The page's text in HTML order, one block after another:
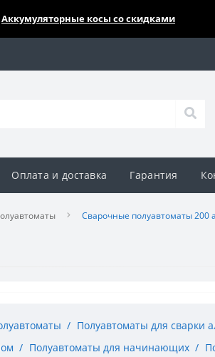
Аккумуляторные косы со скидками
Оплата и доставка Гарантия
Сварочные полуавтоматы 200
Полуавтоматы для сварки
Полуавтоматы для начинающих